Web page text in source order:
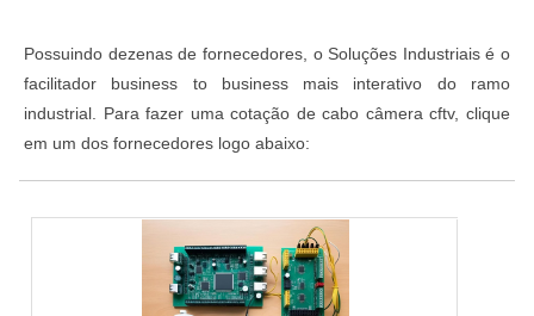
Possuindo dezenas de fornecedores, o Soluções Industriais é o
facilitador business to business mais interativo do ramo
industrial. Para fazer uma cotação de cabo câmera cftv, clique
em um dos fornecedores logo abaixo: